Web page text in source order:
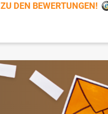
ZU DEN BEWERTUNGEN!